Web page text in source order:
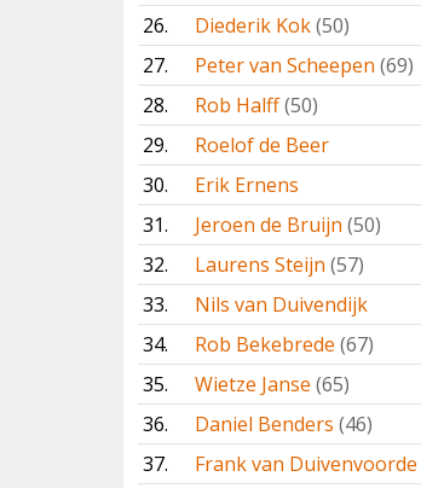
26.
Diederik Kok(50)
27.
Peter van Scheepen (69)
28.
Rob Halff(50)
29.
Roelof de Beer
30.
Erik Ernens
31.
Jeroen de Bruijn (50)
32.
Laurens Steijn (57)
33.
Nils van Duivendijk
34.
Rob Bekebrede (67)
35.
Wietze Janse (65)
36.
Daniel Benders (46)
37.
Frank van Duivenvoorde